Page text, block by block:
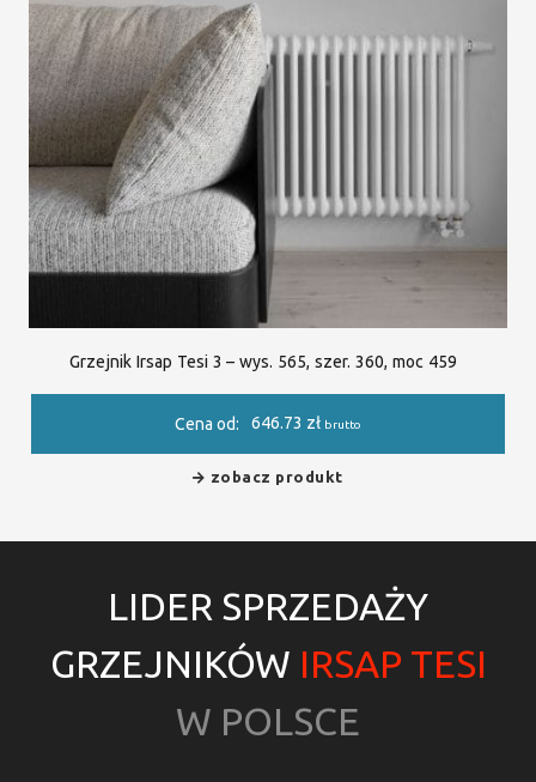
Grzejnik Irsap Tesi 3 – wys. 565, szer. 360, moc 459
Cena od: 646.73 zł brutto
zobacz produkt
LIDER SPRZEDAŻY
GRZEJNIKÓW IRSAP TESI
W POLSCE